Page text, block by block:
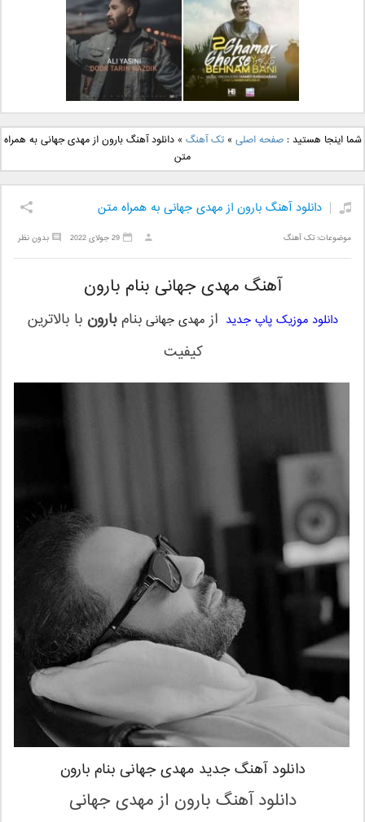
دانلود آهنگ جدید مهدی
یراحی بنام اسرار
دانلود آهنگ جدید فرزاد
فرزین بنام آتیش
دانلود آهنگ جدید بهنام
بانی بنام قرص قمر 2
دانلود آهنگ جدید علی
یاسینی بنام دورترین نزدیک
شما اینجا هستید :صفحه اصلی »تک آهنگ »دانلود آهنگ بارون از مهدی جهانی به همراه
متن
دانلود آهنگ بارون از مهدی جهانی به همراه متن
موضوعات:تک آهنگ بدون نظر 29 جولای 2022
آهنگ مهدی جهانی بنام بارون
دانلود موزیک پاپ جدید ازمهدی جهانیبنامبارونبا بالاترین
کیفیت
دانلود آهنگ جدید مهدی جهانی بنام بارون
دانلود آهنگ بارون از مهدی جهانی